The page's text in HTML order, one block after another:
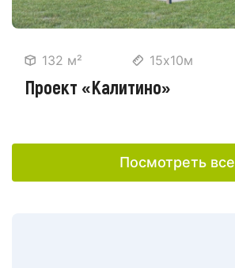
132 м² 15х10м
Проект «Калитино»
Посмотреть все